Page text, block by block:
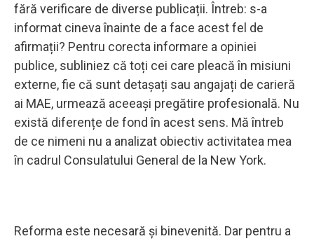
fără verificare de diverse publicații. Întreb: s-a
informat cineva înainte de a face acest fel de
afirmații? Pentru corecta informare a opiniei
publice, subliniez că toți cei care pleacă în misiuni
externe, fie că sunt detașați sau angajați de carieră
ai MAE, urmează aceeași pregătire profesională. Nu
există diferențe de fond în acest sens. Mă întreb
de ce nimeni nu a analizat obiectiv activitatea mea
în cadrul Consulatului General de la New York.
Reforma este necesară și binevenită. Dar pentru a